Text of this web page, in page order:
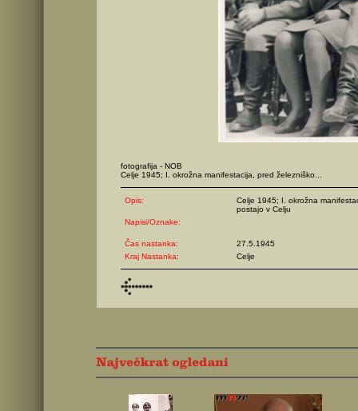
fotografija - NOB
Celje 1945; I. okrožna manifestacija, pred železniško...
Opis:
Celje 1945; I. okrožna
postajo v Celju
Napisi/Oznake:
Čas nastanka:
27.5.1945
Kraj Nastanka:
Celje